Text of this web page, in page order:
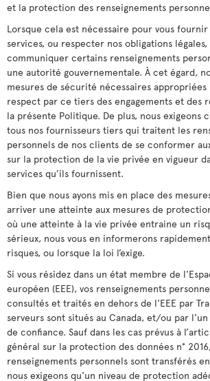
et la protection des renseignements
Lorsque cela est nécessaire pour vous
services, ou respecter nos obligations légales,
communiquer certains renseignements
une autorité gouvernementale. À cet égard,
mesures de sécurité nécessaires
respect par ce tiers des engagements et des
la présente Politique. De plus, nous exigeons
tous nos fournisseurs tiers qui traitent les
personnels de nos clients de se conformer
sur la protection de la vie privée en vigueur
services qu’ils fournissent.
Bien que nous ayons mis en place des
arriver une atteinte aux mesures de
où une atteinte à la vie privée entraine un
sérieux, nous vous en informerons
risques, ou lorsque la loi l’exige.
Si vous résidez dans un état membre de
européen (EEE), vos renseignements
consultés et traités en dehors de l'EEE par
serveurs sont situés au Canada, et/ou par
de confiance. Sauf dans les cas prévus à
général sur la protection des données n°
renseignements personnels sont transférés en
nous exigeons qu'un niveau de protection